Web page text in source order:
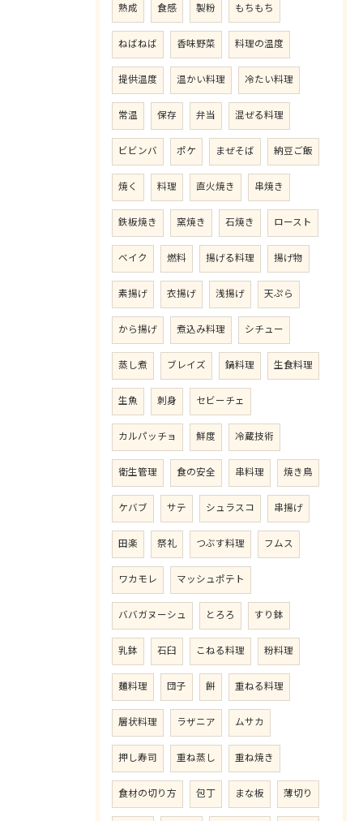
熟成 食感 製粉 もちもち
ねばねば 香味野菜 料理の温度
提供温度 温かい料理 冷たい料理
常温 保存 弁当 混ぜる料理
ビビンバ ポケ まぜそば 納豆ご飯
焼く 料理 直火焼き 串焼き
鉄板焼き 窯焼き 石焼き ロースト
ベイク 燃料 揚げる料理 揚げ物
素揚げ 衣揚げ 浅揚げ 天ぷら
から揚げ 煮込み料理 シチュー
蒸し煮 ブレイズ 鍋料理 生食料理
生魚 刺身 セビーチェ
カルパッチョ 鮮度 冷蔵技術
衛生管理 食の安全 串料理 焼き鳥
ケバブ サテ シュラスコ 串揚げ
田楽 祭礼 つぶす料理 フムス
ワカモレ マッシュポテト
ババガヌーシュ とろろ すり鉢
乳鉢 石臼 こねる料理 粉料理
麺料理 団子 餅 重ねる料理
層状料理 ラザニア ムサカ
押し寿司 重ね蒸し 重ね焼き
食材の切り方 包丁 まな板 薄切り